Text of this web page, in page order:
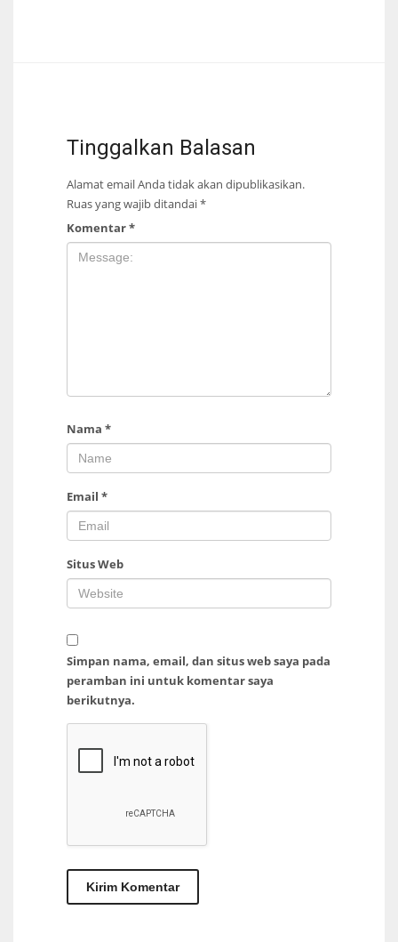
Tinggalkan Balasan
Alamat email Anda tidak akan dipublikasikan.
Ruas yang wajib ditandai*
Komentar*
Nama *
Email *
Situs Web
Simpan nama, email, dan situs web saya pada
peramban ini untuk komentar saya
berikutnya.